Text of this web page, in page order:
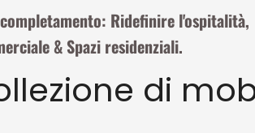
Ridefinire l'ospitalità,
& Spazi residenziali.
di